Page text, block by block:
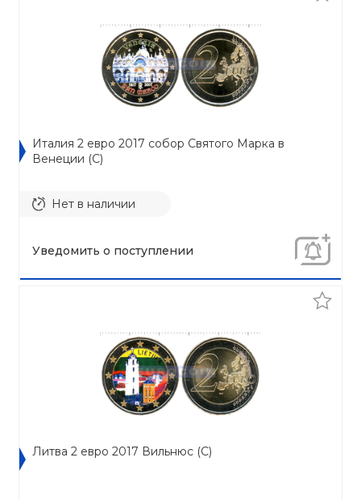
Италия 2 евро 2017 собор Святого Марка в
Венеции (C)
Нет в наличии
Уведомить о поступлении
Литва 2 евро 2017 Вильнюс (C)